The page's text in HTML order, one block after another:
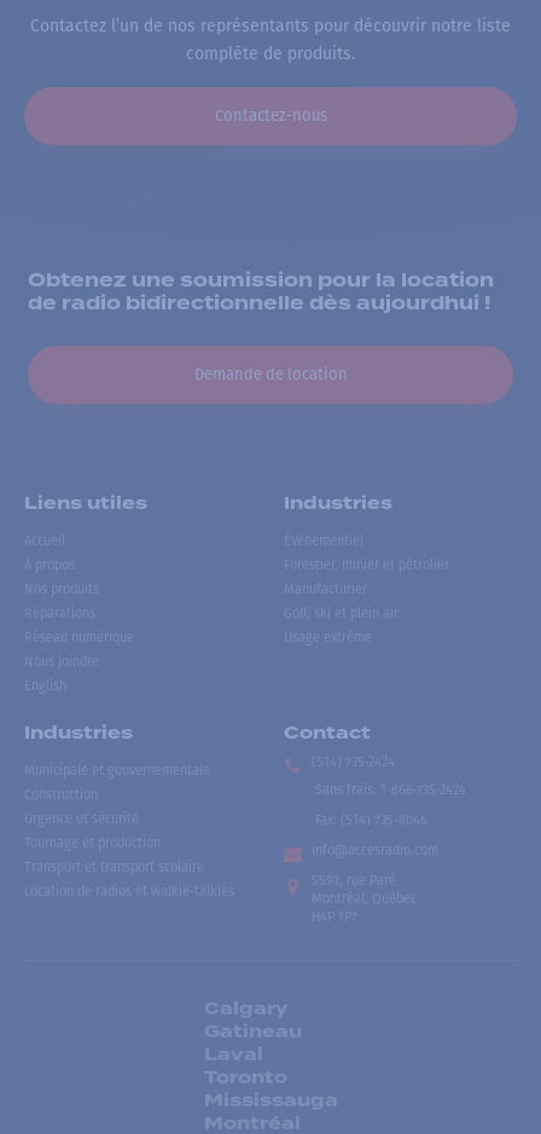
Contactez l’un de nos représentants pour découvrir notre liste
complète de produits.
Contactez-nous
Obtenez une soumission pour la location
de radio bidirectionnelle dès aujourdhui !
Demande de location
Liens utiles
Accueil
À propos
Nos produits
Réparations
Réseau numérique
Nous joindre
English
Industries
Événementiel
Forestier, minier et pétrolier
Manufacturier
Golf, ski et plein air
Usage extrême
Industries
Municipale et gouvernementale
Construction
Urgence et sécurité
Tournage et production
Transport et transport scolaire
Location de radios et walkie-talkies
Contact
(514) 735-2424
Sans frais
1-866-735-2424
Fax:
(514) 735-8046
info@accesradio.com
5591, rue Paré
Montréal, Québec
H4P 1P7
Calgary
Gatineau
Laval
Toronto
Mississauga
Montréal